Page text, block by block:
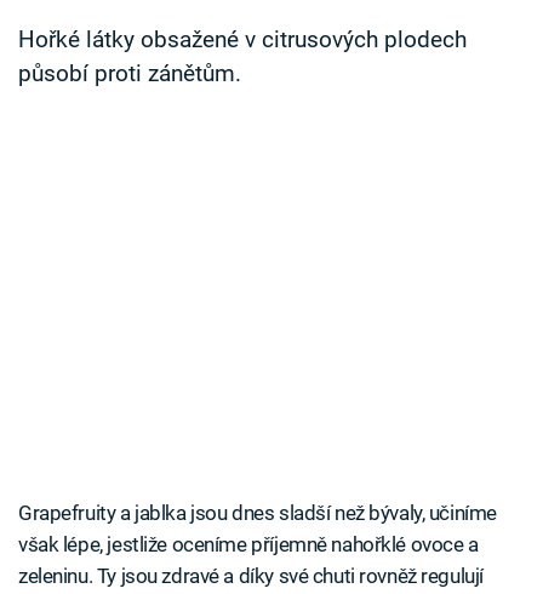
Hořké látky obsažené v citrusových plodech
působí proti zánětům.
Grapefruity a jablka jsou dnes sladší než bývaly, učiníme
však lépe, jestliže oceníme příjemně nahořklé ovoce a
zeleninu. Ty jsou zdravé a díky své chuti rovněž regulují